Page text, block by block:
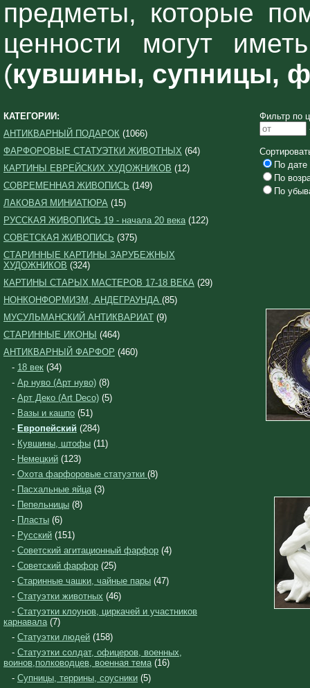
предметы, которые
ценности могут
(кувшины, супницы,
КАТЕГОРИИ:
АНТИКВАРНЫЙ ПОДАРОК (1066)
ФАРФОРОВЫЕ СТАТУЭТКИ ЖИВОТНЫХ (64)
КАРТИНЫ ЕВРЕЙСКИХ ХУДОЖНИКОВ (12)
СОВРЕМЕННАЯ ЖИВОПИСЬ (149)
ЛАКОВАЯ МИНИАТЮРА (15)
РУССКАЯ ЖИВОПИСЬ 19 - начала 20 века(122)
СОВЕТСКАЯ ЖИВОПИСЬ (375)
СТАРИННЫЕ КАРТИНЫ ЗАРУБЕЖНЫХ
ХУДОЖНИКОВ (324)
КАРТИНЫ СТАРЫХ МАСТЕРОВ 17-18 ВЕКА (29)
НОНКОНФОРМИЗМ, АНДЕГРАУНДА (85)
МУСУЛЬМАНСКИЙ АНТИКВАРИАТ (9)
СТАРИННЫЕ ИКОНЫ (464)
АНТИКВАРНЫЙ ФАРФОР (460)
- 18 век (34)
- Ар нуво (Арт нуво) (8)
- Арт Деко (Art Deco) (5)
- Вазы и кашпо (51)
- Европейский (284)
- Кувшины, штофы (11)
- Немецкий (123)
- Охота фарфоровые статуэтки (8)
- Пасхальные яйца(3)
- Пепельницы (8)
- Пласты (6)
- Русский (151)
- Советский агитационный фарфор (4)
- Советский фарфор (25)
- Старинные чашки, чайные пары (47)
- Статуэтки животных (46)
- Статуэтки клоунов, циркачей и участников
карнавала(7)
- Статуэтки людей (158)
- Статуэтки солдат, офицеров, военных,
воинов,полководцев, военная тема(16)
- Супницы, террины, соусники (5)
Фильтр по
По дате
По
По